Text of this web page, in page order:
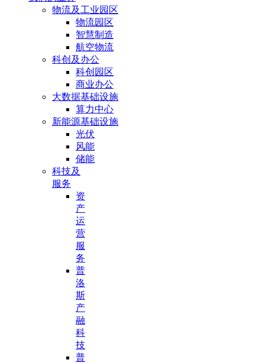
物流及工业园区
物流园区
智慧制造
航空物流
科创及办公
科创园区
商业办公
大数据基础设施
算力中心
新能源基础设施
光伏
风能
储能
科技及
服务
资
产
运
营
服
务
普
洛
斯
产
融
科
技
普